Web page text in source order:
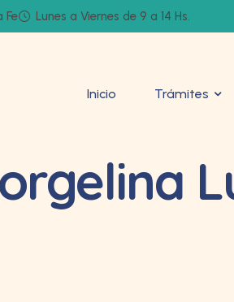
Fe Lunes a Viernes de 9 a 14 Hs.
Inicio Trámites